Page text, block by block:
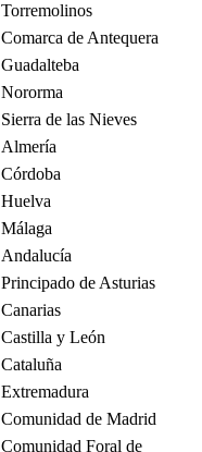
Torremolinos
Comarca de Antequera
Guadalteba
Nororma
Sierra de las Nieves
Almería
Córdoba
Huelva
Málaga
Andalucía
Principado de Asturias
Canarias
Castilla y León
Cataluña
Extremadura
Comunidad de Madrid
Comunidad Foral de